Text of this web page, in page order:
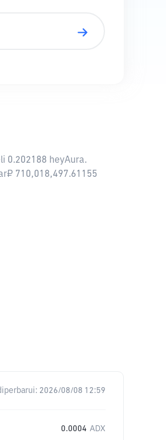
0.202188 heyAura.
710,018,497.61155
2026/08/08 12:59
0.0004 ADX